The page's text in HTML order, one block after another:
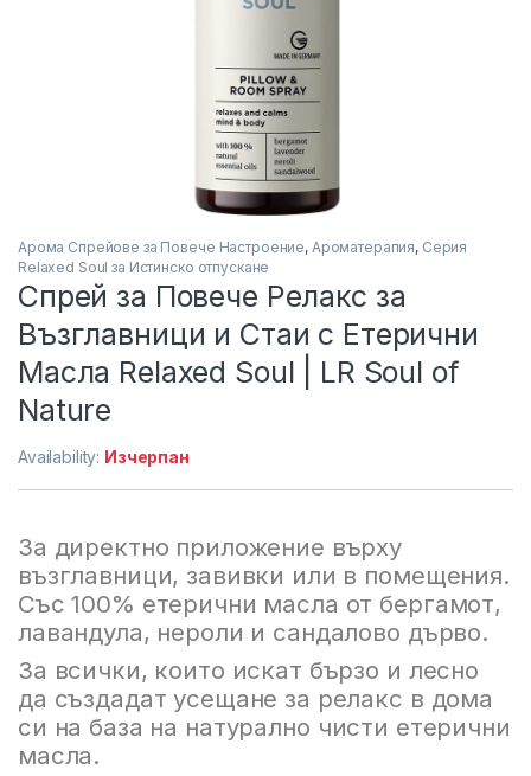
Арома Спрейове за Повече Настроение, Ароматерапия, Серия
Relaxed Soul за Истинско отпускане
Спрей за Повече Релакс за
Възглавници и Стаи с Етерични
Масла Relaxed Soul | LR Soul of
Nature
Availability: Изчерпан
За директно приложение върху
възглавници, завивки или в помещения.
Със 100% етерични масла от бергамот,
лавандула, нероли и сандалово дърво.
За всички, които искат бързо и лесно
да създадат усещане за релакс в дома
си на база на натурално чисти етерични
масла.